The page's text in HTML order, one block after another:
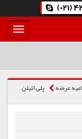
(021)
بار
و
عرضه پلی اتیلن